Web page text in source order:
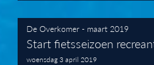
De Overkomer - maart 2019
Start fietsseizoen
woensdag 3 april 2019